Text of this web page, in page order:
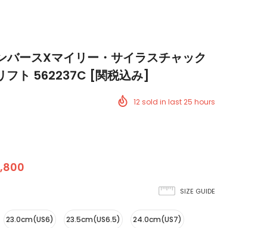
ースXマイリー・サイラスチャック
フト 562237C [関税込み]
12sold in last25 hours
SIZE GUIDE
23.0cm(US6) 23.5cm(US6.5) 24.0cm(US7)